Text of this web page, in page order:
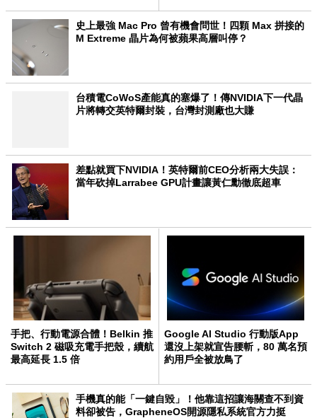
史上最強 Mac Pro 曾有機會問世！四顆 Max 拼接的
M Extreme 晶片為何被蘋果高層叫停？
台積電CoWoS產能真的塞爆了！傳NVIDIA下一代晶
片將轉交英特爾封裝，台灣封測廠也大賺
差點就買下NVIDIA！英特爾前CEO分析兩大失誤：
當年砍掉Larrabee GPU計畫讓黃仁勳徹底超車
手把、行動電源合體！Belkin 推
Switch 2 磁吸充電手把殼，續航
最高延長 1.5 倍
Google AI Studio 行動版App
還沒上架就宣告腰斬，80 萬名預
約用戶全被放鳥了
手機真的能「一鍵自毀」！他靠這招讓海關查不到資
料卻被告，GrapheneOS開源隱私系統官方力挺